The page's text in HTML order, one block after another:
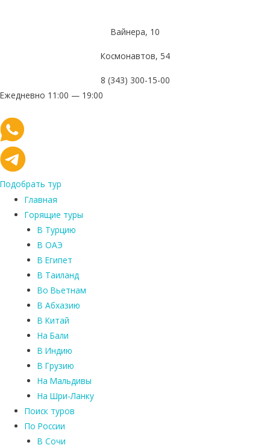
Вайнера, 10
Космонавтов, 54
8 (343) 300-15-00
Ежедневно 11:00 — 19:00
Подобрать тур
Главная
Горящие туры
В Турцию
В ОАЭ
В Египет
В Таиланд
Во Вьетнам
В Абхазию
В Китай
На Бали
В Индию
В Грузию
На Мальдивы
На Шри-Ланку
Поиск туров
По России
В Сочи